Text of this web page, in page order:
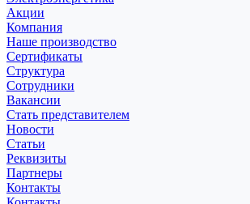
Акции
Компания
Наше производство
Сертификаты
Структура
Сотрудники
Вакансии
Стать представителем
Новости
Статьи
Реквизиты
Партнеры
Контакты